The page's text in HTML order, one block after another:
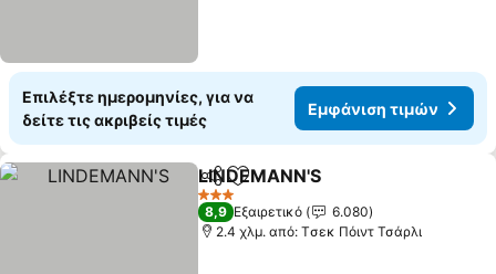
Επιλέξτε ημερομηνίες, για να
δείτε τις ακριβείς τιμές
Εμφάνιση τιμών
Κοινοποίηση
Προσθήκη στα αγαπημένα
LINDEMANN'S
3 Αστέρια
8,9 Εξαιρετικό
6.080
2.4 χλμ. από: Tσεκ Πόιντ Τσάρλι